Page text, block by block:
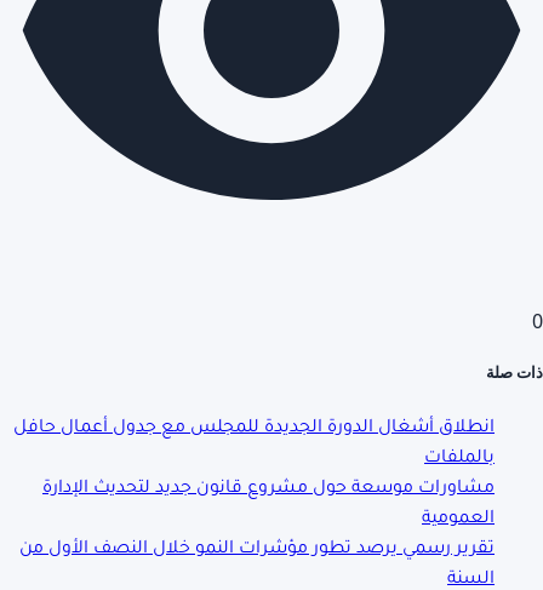
0
ذات صلة
انطلاق أشغال الدورة الجديدة للمجلس مع جدول أعمال حافل
بالملفات
مشاورات موسعة حول مشروع قانون جديد لتحديث الإدارة
العمومية
تقرير رسمي يرصد تطور مؤشرات النمو خلال النصف الأول من
السنة